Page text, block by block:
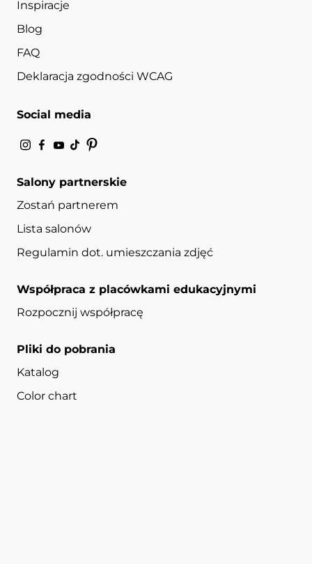
Inspiracje
Blog
FAQ
Deklaracja zgodności WCAG
Social media
Salony partnerskie
Zostań partnerem
Lista salonów
Regulamin dot. umieszczania zdjęć
Współpraca z placówkami edukacyjnymi
Rozpocznij współpracę
Pliki do pobrania
Katalog
Color chart